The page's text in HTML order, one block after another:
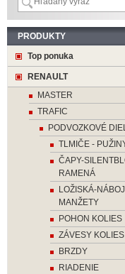
PRODUKTY
Top ponuka
RENAULT
MASTER
TRAFIC
PODVOZKOVÉ
TLMIČE -
ČAPY-
RAMENÁ
LOŽISKÁ-
MANŽETY
POHON KOLIES
ZÁVESY KOLIES
BRZDY
RIADENIE